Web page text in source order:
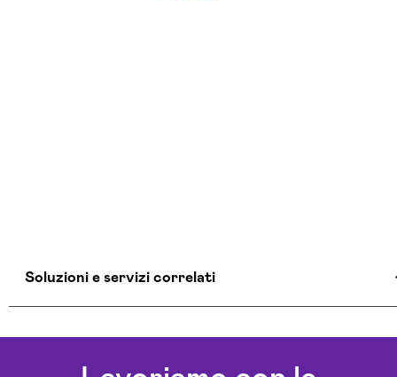
Soluzioni e servizi correlati
Aziende Intelligenza Artificiale Siracusa